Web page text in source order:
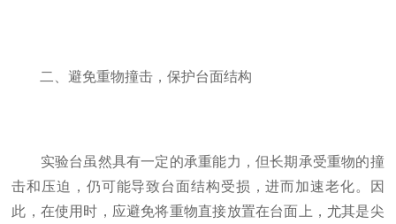
二、避免重物撞击，保护台面结构
实验台虽然具有一定的承重能力，但长期承受重物的撞
击和压迫，仍可能导致台面结构受损，进而加速老化。因
此，在使用时，应避免将重物直接放置在台面上，尤其是尖